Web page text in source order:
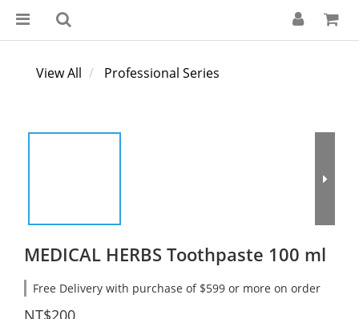
View All Professional Series
MEDICAL HERBS Toothpaste 100 ml
Free Delivery with purchase of $599 or more on order
NT$200